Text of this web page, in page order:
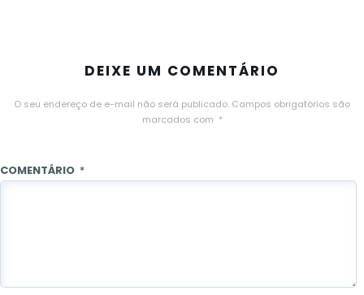
DEIXE UM COMENTÁRIO
O seu endereço de e-mail não será publicado. Campos obrigatórios são
marcados com *
COMENTÁRIO *